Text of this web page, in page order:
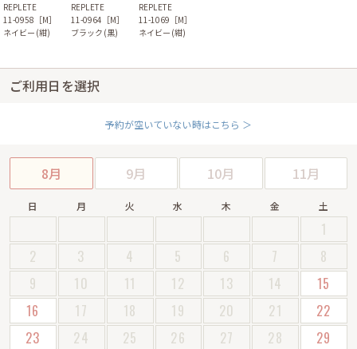
REPLETE
11-0958［M］
ネイビー(紺)
REPLETE
11-0964［M］
ブラック(黒)
REPLETE
11-1069［M］
ネイビー(紺)
ご利用日を選択
予約が空いていない時はこちら ＞
8月 9月 10月 11月
日 月 火 水 木 金 土
1
2
3 4 5 6 7
8
9
10 11 12 13 14
15
16
17 18 19 20 21
22
23
24 25 26 27 28
29